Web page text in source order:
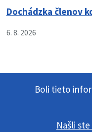
Dochádzka členov
6. 8. 2026
Boli tieto
Našli